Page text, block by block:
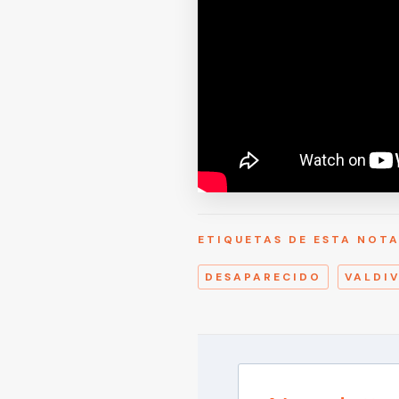
ETIQUETAS DE ESTA NOTA
DESAPARECIDO